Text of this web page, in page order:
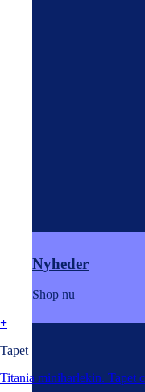
Nyheder
Shop nu
+
Tapet
Titania miniharlekin. Tapet